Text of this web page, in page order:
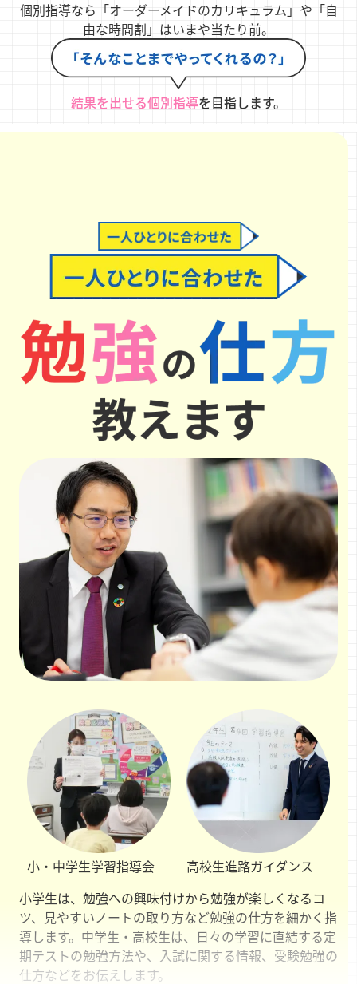
個別指導なら「オーダーメイドのカリキュラム」や「自
由な時間割」はいまや当たり前。
結果を出せる個別指導を目指します。
小・中学生学習指導会 高校生進路ガイダンス
小学生は、勉強への興味付けから勉強が楽しくなるコ
ツ、見やすいノートの取り方など勉強の仕方を細かく指
導します。中学生・高校生は、日々の学習に直結する定
期テストの勉強方法や、入試に関する情報、受験勉強の
仕方などをお伝えします。